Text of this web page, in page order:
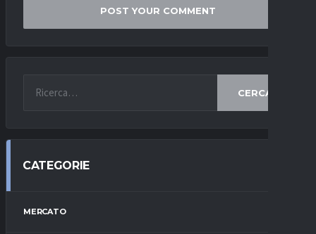
CERCA
CATEGORIE
MERCATO